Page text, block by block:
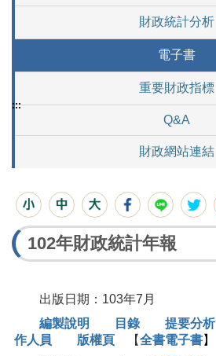
財政統計分析
電子書
重要財政指標
Q&A
財政網站連結
:::
102年財政統計年報
出版日期：103年7月
編製說明
目錄 提要分析
作人員
版權頁 【全書電子書】